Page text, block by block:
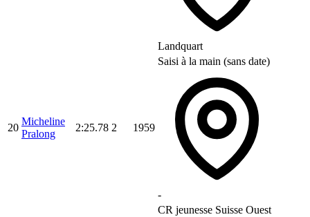
Landquart
20
Micheline
Pralong
2:25.78 2 1959
Saisi à la main (sans date)
-
CR jeunesse Suisse Ouest